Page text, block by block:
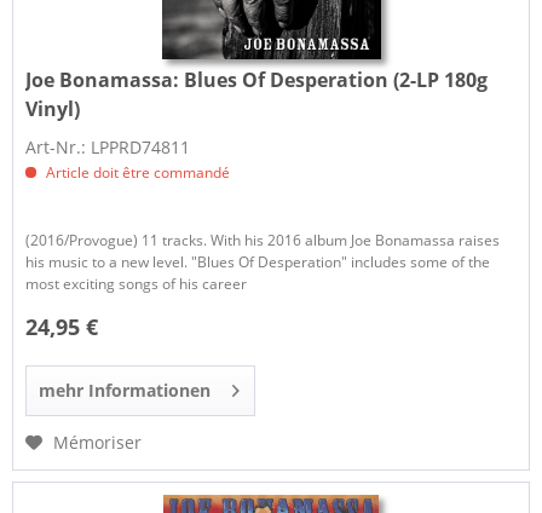
Joe Bonamassa: Blues Of Desperation (2-LP 180g
Vinyl)
Art-Nr.: LPPRD74811
Article doit être commandé
(2016/Provogue) 11 tracks. With his 2016 album Joe Bonamassa raises
his music to a new level. "Blues Of Desperation" includes some of the
most exciting songs of his career
24,95 €
mehr Informationen
Mémoriser